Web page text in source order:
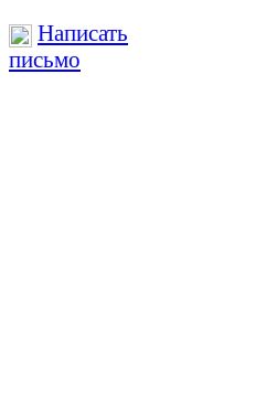
Написать
письмо